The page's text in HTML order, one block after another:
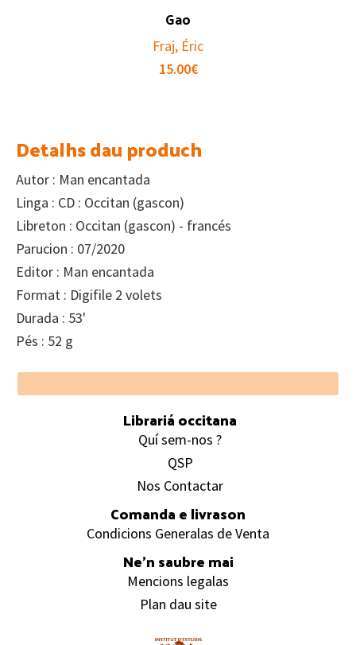
Gao
Fraj, Éric
15.00€
Detalhs dau produch
Autor : Man encantada
Linga : CD : Occitan (gascon)
Libreton : Occitan (gascon) - francés
Parucion : 07/2020
Editor : Man encantada
Format : Digifile 2 volets
Durada : 53'
Pés : 52 g
Footer
Librariá occitana
Quí sem-nos ?
QSP
Nos Contactar
Comanda e livrason
Condicions Generalas de Venta
Ne’n saubre mai
Mencions legalas
Plan dau site